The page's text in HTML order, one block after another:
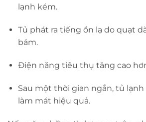
lạnh kém.
Tủ phát ra tiếng ồn lạ do quạt
bám.
Điện năng tiêu thụ tăng cao
Sau một thời gian ngắn, tủ
làm mát hiệu quả.